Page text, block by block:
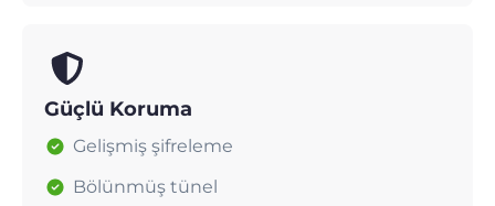
Güçlü Koruma
Gelişmiş şifreleme
Bölünmüş tünel